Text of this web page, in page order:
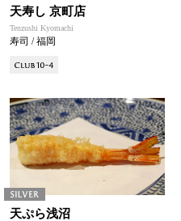
天寿し 京町店
Tenzushi Kyomachi
寿司 / 福岡
天ぷら浅沼